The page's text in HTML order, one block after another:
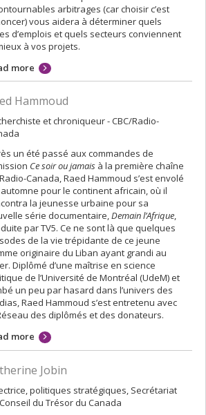
arbitrages (car choisir c’est
vous aidera à déterminer quels
d’emplois et quels secteurs conviennent
à vos projets.
more
Hammoud
et chroniqueur - CBC/Radio-
un été passé aux commandes de
Ce soir ou jamais à la première chaîne
Canada, Raed Hammoud s’est envolé
pour le continent africain, où il
la jeunesse urbaine pour sa
série documentaire,Demain l’Afrique,
par TV5. Ce ne sont là que quelques
de la vie trépidante de ce jeune
originaire du Liban ayant grandi au
Diplômé d’une maîtrise en science
de l’Université de Montréal (UdeM) et
un peu par hasard dans l’univers des
Raed Hammoud s’est entretenu avec
des diplômés et des donateurs.
more
Jobin
politiques stratégiques, Secrétariat
du Trésor du Canada